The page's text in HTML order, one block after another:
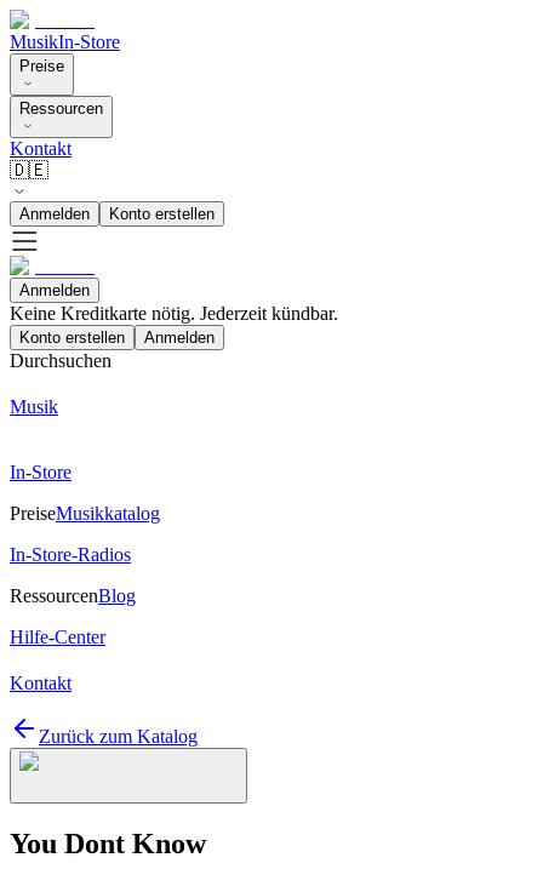
MusikIn-Store
Preise
Ressourcen
Kontakt
🇩🇪
Anmelden Konto erstellen
Anmelden
Keine Kreditkarte nötig. Jederzeit kündbar.
Konto erstellen Anmelden
Durchsuchen
Musik
In-Store
PreiseMusikkatalog
In-Store-Radios
RessourcenBlog
Hilfe-Center
Kontakt
Zurück zum Katalog
You Dont Know